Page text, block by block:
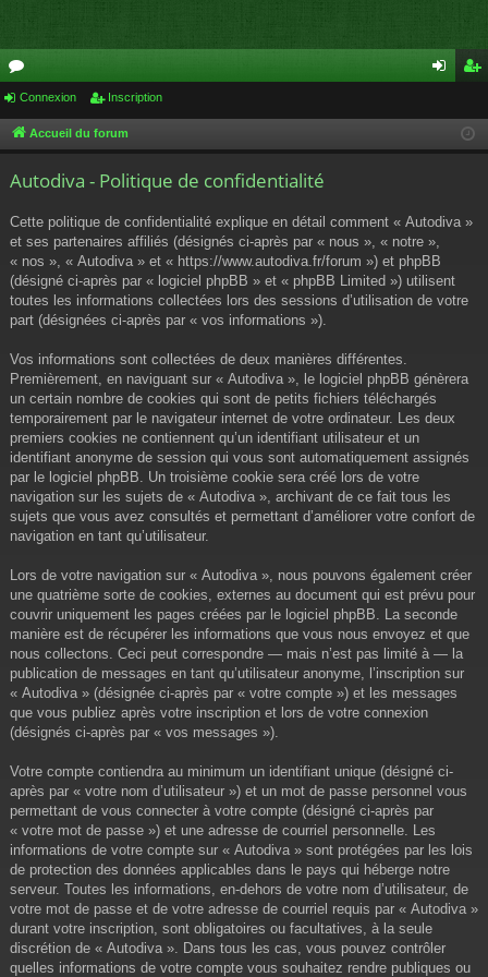
or
u cri
Connexion Inscription
Accueil du forum
Autodiva - Politique de confidentialité
Cette politique de confidentialité explique en détail comment « Autodiva »
et ses partenaires affiliés (désignés ci-après par « nous », « notre »,
« nos », « Autodiva » et « https://www.autodiva.fr/forum ») et phpBB
(désigné ci-après par « logiciel phpBB » et « phpBB Limited ») utilisent
toutes les informations collectées lors des sessions d’utilisation de votre
part (désignées ci-après par « vos informations »).
Vos informations sont collectées de deux manières différentes.
Premièrement, en naviguant sur « Autodiva », le logiciel phpBB génèrera
un certain nombre de cookies qui sont de petits fichiers téléchargés
temporairement par le navigateur internet de votre ordinateur. Les deux
premiers cookies ne contiennent qu’un identifiant utilisateur et un
identifiant anonyme de session qui vous sont automatiquement assignés
par le logiciel phpBB. Un troisième cookie sera créé lors de votre
navigation sur les sujets de « Autodiva », archivant de ce fait tous les
sujets que vous avez consultés et permettant d’améliorer votre confort de
navigation en tant qu’utilisateur.
Lors de votre navigation sur « Autodiva », nous pouvons également créer
une quatrième sorte de cookies, externes au document qui est prévu pour
couvrir uniquement les pages créées par le logiciel phpBB. La seconde
manière est de récupérer les informations que vous nous envoyez et que
nous collectons. Ceci peut correspondre — mais n’est pas limité à — la
publication de messages en tant qu’utilisateur anonyme, l’inscription sur
« Autodiva » (désignée ci-après par « votre compte ») et les messages
que vous publiez après votre inscription et lors de votre connexion
(désignés ci-après par « vos messages »).
Votre compte contiendra au minimum un identifiant unique (désigné ci-
après par « votre nom d’utilisateur ») et un mot de passe personnel vous
permettant de vous connecter à votre compte (désigné ci-après par
« votre mot de passe ») et une adresse de courriel personnelle. Les
informations de votre compte sur « Autodiva » sont protégées par les lois
de protection des données applicables dans le pays qui héberge notre
serveur. Toutes les informations, en-dehors de votre nom d’utilisateur, de
votre mot de passe et de votre adresse de courriel requis par « Autodiva »
durant votre inscription, sont obligatoires ou facultatives, à la seule
discrétion de « Autodiva ». Dans tous les cas, vous pouvez contrôler
quelles informations de votre compte vous souhaitez rendre publiques ou